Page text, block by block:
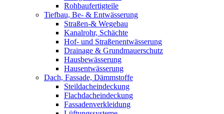
Rohbaufertigteile
Tiefbau, Be- & Entwässerung
Straßen-& Wegebau
Kanalrohr, Schächte
Hof- und Straßenentwässerung
Drainage & Grundmauerschutz
Hausbewässerung
Hausentwässerung
Dach, Fassade, Dämmstoffe
Steildacheindeckung
Flachdacheindeckung
Fassadenverkleidung